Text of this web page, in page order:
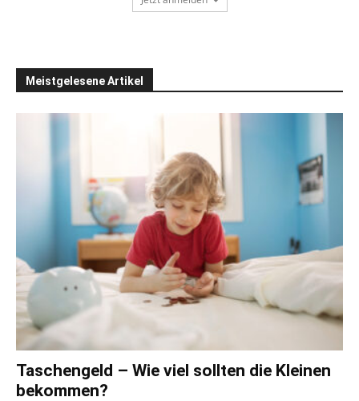
Meistgelesene Artikel
Taschengeld – Wie viel sollten die Kleinen
bekommen?